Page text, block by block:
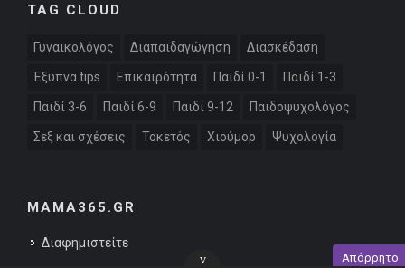
TAG CLOUD
Γυναικολόγος Διαπαιδαγώγηση Διασκέδαση
Έξυπνα tips Επικαιρότητα Παιδί 0-1 Παιδί 1-3
Παιδί 3-6 Παιδί 6-9 Παιδί 9-12 Παιδοψυχολόγος
Σεξ και σχέσεις Τοκετός Χιούμορ Ψυχολογία
MAMA365.GR
Διαφημιστείτε
Απόρρητο
v